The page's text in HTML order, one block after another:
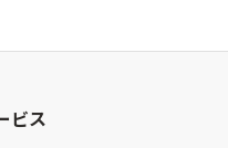
ビス